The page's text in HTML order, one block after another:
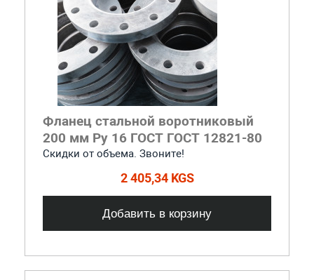
Фланец стальной воротниковый
200 мм Ру 16 ГОСТ ГОСТ 12821-80
Скидки от объема. Звоните!
2 405,34 KGS
Добавить в корзину